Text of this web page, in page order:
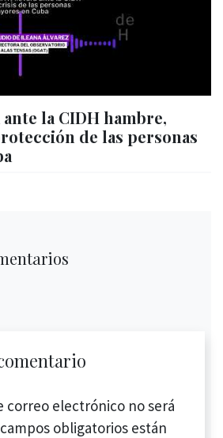
la CIDH hambre,
de las personas
correo electrónico no será
obligatorios están